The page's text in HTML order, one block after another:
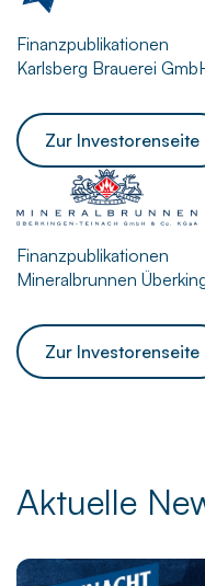
Finanzpublikationen
Karlsberg Brauerei
Zur Investorenseite
Finanzpublikationen
Mineralbrunnen
Zur Investorenseite
Aktuelle